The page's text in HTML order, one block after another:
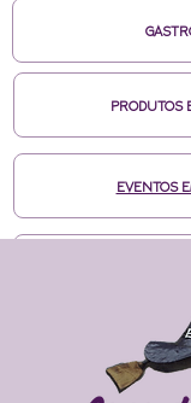
PRODUTOS
EVENTOS
MÍDIAS
CURSOS